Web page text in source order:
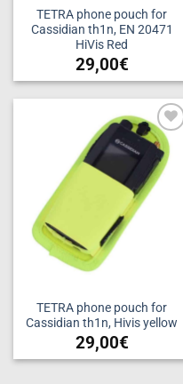
TETRA phone pouch for
Cassidian th1n, EN 20471
HiVis Red
29,00€
Add to
wishlist
TETRA phone pouch for
Cassidian th1n, Hivis yellow
29,00€